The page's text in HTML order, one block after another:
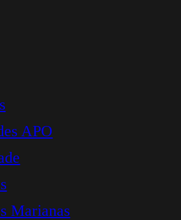
APO
Marianas